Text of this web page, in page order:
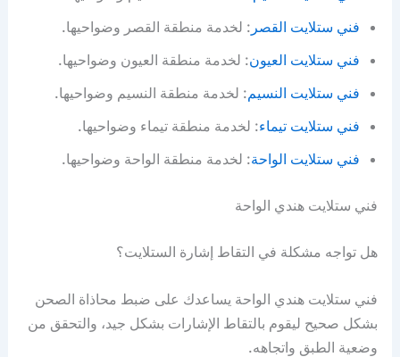
فني ستلايت القصر : لخدمة منطقة القصر وضواحيها.
فني ستلايت العيون: لخدمة منطقة العيون وضواحيها.
فني ستلايت النسيم: لخدمة منطقة النسيم وضواحيها.
فني ستلايت تيماء: لخدمة منطقة تيماء وضواحيها.
فني ستلايت الواحة: لخدمة منطقة الواحة وضواحيها.
فني ستلايت هندي الواحة
هل تواجه مشكلة في التقاط إشارة الستلايت؟
فني ستلايت هندي الواحة يساعدك على ضبط محاذاة الصحن
بشكل صحيح ليقوم بالتقاط الإشارات بشكل جيد، والتحقق من
وضعية الطبق واتجاهه.